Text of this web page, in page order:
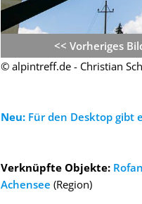
<< Vorheriges
© alpintreff.de - Christian
Neu: Für den Desktop gibt
Verknüpfte Objekte:
Achensee (Region)
Asitzbahn - Leogang -
Schau Dir hier Bilder
an.